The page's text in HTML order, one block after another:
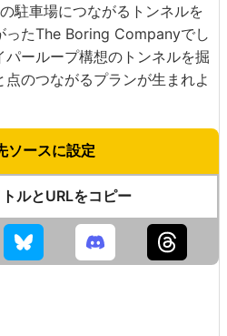
駐車場につながるトンネルを
ったThe Boring Companyでし
ーループ構想のトンネルを掘
のつながるプランが生まれよ
ソースに設定
ルとURLをコピー